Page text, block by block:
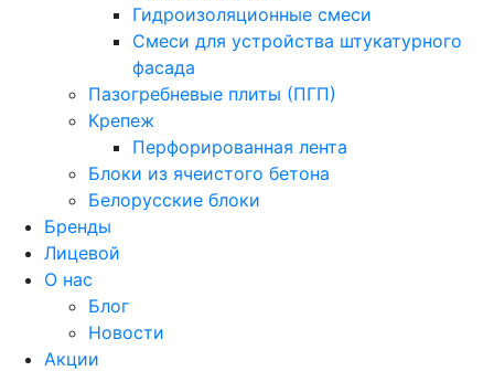
Гидроизоляционные смеси
Смеси для устройства штукатурного
фасада
Пазогребневые плиты (ПГП)
Крепеж
Перфорированная лента
Блоки из ячеистого бетона
Белорусские блоки
Бренды
Лицевой
О нас
Блог
Новости
Акции